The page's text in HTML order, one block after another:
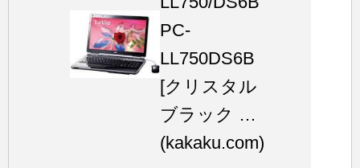
PC-
LL750DS6B
[クリスタル
ブラック …
(kakaku.com)